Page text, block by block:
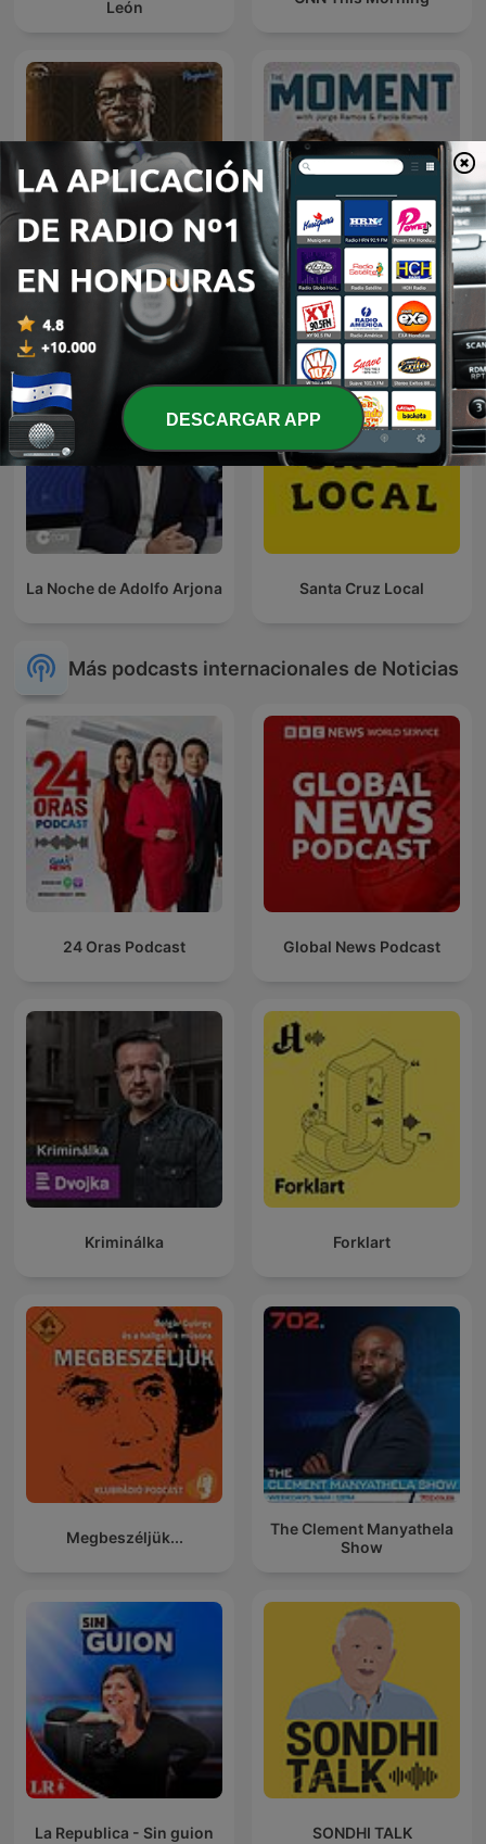
León
Club Shay Shay
The Moment with Jorge
Ramos and Paola Ramos
La Noche de Adolfo Arjona Santa Cruz Local
Más podcasts internacionales de Noticias
24 Oras Podcast Global News Podcast
Kriminálka Forklart
Megbeszéljük...
The Clement Manyathela
Show
La Republica - Sin guion SONDHI TALK
DESCARGAR APP